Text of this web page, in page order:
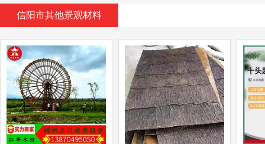
信阳市其他景观材料